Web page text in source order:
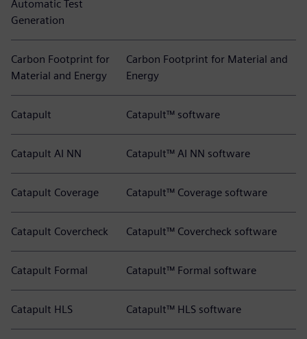
Automatic Test
Generation
Carbon Footprint for
Material and Energy
Carbon Footprint for Material and
Energy
Catapult Catapult™ software
Catapult AI NN Catapult™ AI NN software
Catapult Coverage Catapult™ Coverage software
Catapult Covercheck Catapult™ Covercheck software
Catapult Formal Catapult™ Formal software
Catapult HLS Catapult™ HLS software